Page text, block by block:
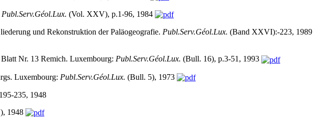
Publ.Serv.Géol.Lux. (Vol. XXV), p.1-96, 1984
und Rekonstruktion der Paläogeografie. Publ.Serv.Géol.Lux. (Band XXVI):-223, 1989
Nr. 13 Remich. Luxembourg: Publ.Serv.Géol.Lux. (Bull. 16), p.3-51, 1993
Luxembourg: Publ.Serv.Géol.Lux. (Bull. 5), 1973
235, 1948
1948